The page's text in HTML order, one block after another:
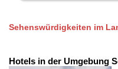
Sehenswürdigkeiten im
Hotels in der Umgebung